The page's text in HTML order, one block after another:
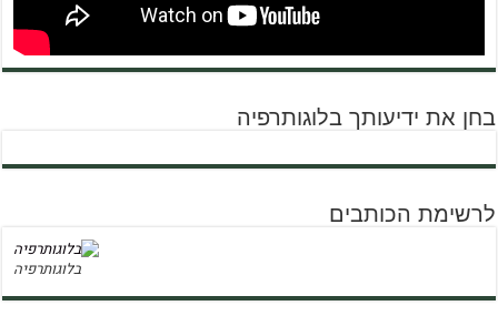
בחן את ידיעותך בלוגותרפיה
לרשימת הכותבים
בלוגותרפיה